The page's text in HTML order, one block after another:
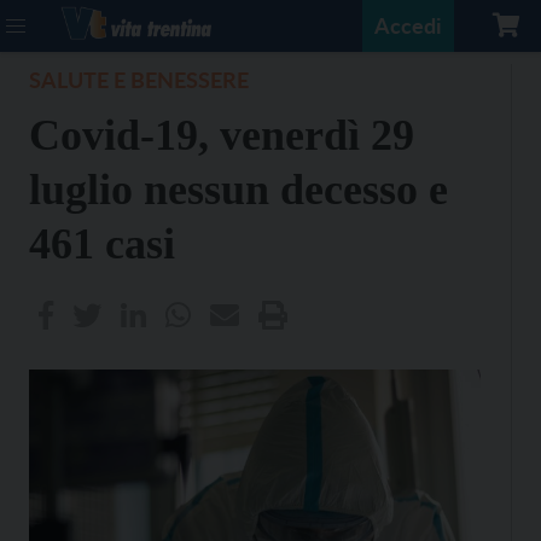
Accedi
Covid-19, venerdì 29
luglio nessun decesso e
461 casi